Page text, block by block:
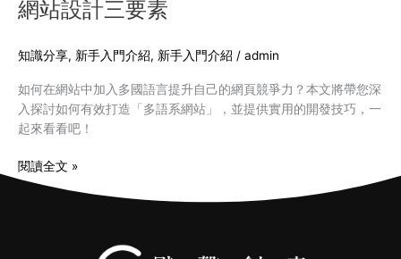
網站設計三要素
知識分享, 新手入門介紹, 新手入門介紹 / admin
如何在網站中加入多國語言提升自己的網頁競爭力？本文將帶您深
入探討如何有效打造「多語系網站」，並提供實用的開發技巧，一
起來看看吧！
多
系
站
設
計
要
閱讀全文 »